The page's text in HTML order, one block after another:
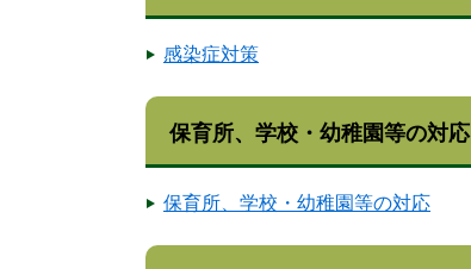
感染症対策
保育所、学校・幼稚園等の対応
保育所、学校・幼稚園等の対応